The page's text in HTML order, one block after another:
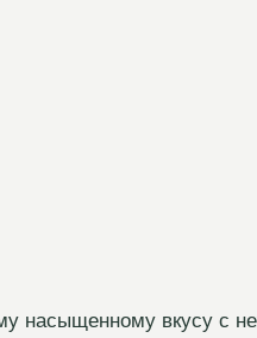
насыщенному вкусу с